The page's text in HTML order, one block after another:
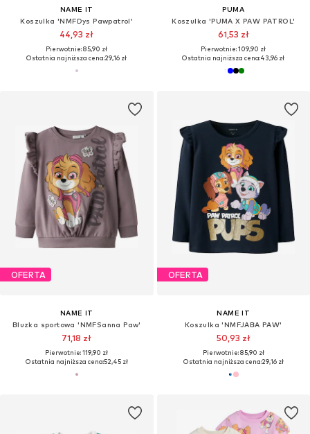
NAME IT
Koszulka 'NMFDys Pawpatrol'
44,93 zł
Pierwotnie: 85,90 zł
Ostatnia najniższa cena:29,16 zł
PUMA
Koszulka 'PUMA X PAW PATROL'
61,53 zł
Pierwotnie: 109,90 zł
Ostatnia najniższa cena:43,96 zł
OFERTA
NAME IT
Bluzka sportowa 'NMFSanna Paw'
71,18 zł
Pierwotnie: 119,90 zł
Ostatnia najniższa cena:52,45 zł
OFERTA
NAME IT
Koszulka 'NMFJABA PAW'
50,93 zł
Pierwotnie: 85,90 zł
Ostatnia najniższa cena:29,16 zł